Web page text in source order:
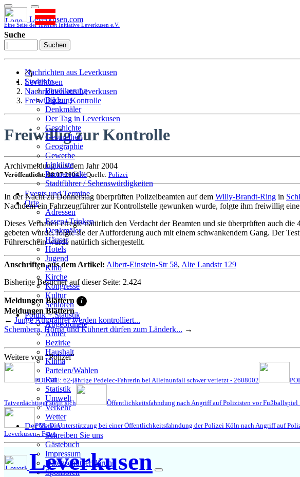
Leverkusen.com
Eine Seite der Internet Initiative Leverkusen e.V.
Suche
Suchen
Nachrichten aus Leverkusen
Stadtinfo
Bevölkerung
Bildung
Denkmäler
Der Tag in Leverkusen
Geschichte
Gesundheit
Geographie
Gewerbe
Linkliste
Partnerstädte
Stadtführer / Sehenswürdigkeiten
Stadtplan
Stadtteile
Sport
Who is who
Wohnen
Events und Termine
Orte
Adressen
Essen+Trinken
Denkmäler
Häuser
Hotels
Jugend
Kino
Kirche
Kongresse
Kultur
Senioren
Stadtführer
Straßen
Politik + Statistik
Abgeordnete
Ämter
Bezirke
Haushalt
Klima
Parteien/Wahlen
Rat
Statistik
Umwelt
Verkehr
Wetter
Der Verein
Schreiben Sie uns
Gästebuch
Impressum
Datenschutzerklärung
Sponsoren
Leverkusen
Nachrichten aus Leverkusen
Freiwillig zur Kontrolle
Freiwillig zur Kontrolle
Archivmeldung aus dem Jahr 2004
Veröffentlicht: 08.07.2004// Quelle: Polizei
In der Nacht zu Donnerstag überprüften Polizeibeamten auf dem Willy-Brandt-Ring in
Nachdem ein Fahrzeugführer zur Kontrollstelle gewunken wurde, folgte ihm freiwillig
Dieses Verhalten erregte natürlich den Verdacht der Beamten und sie überprüften auch
gebeten wurde, folgte sie der Aufforderung auch mit einem schwankendem Gang. Der
Führerschein wurde natürlich sichergestellt.
Anschriften aus dem Artikel: Albert-Einstein-Str 58, Alte Landstr 129
Bisherige Besucher auf dieser Seite: 2.424
Meldungen Blättern i
Meldungen Blättern
← Junge Autofahrer werden kontrolliert...
Schembera, Horna und Kühnert dürfen zum Länderk... →
Weitere von "Polizei"
POL-ME: 62-jährige Pedelec-Fahrerin bei Alleinunfall schwer verletzt - 2608002
Tatverdächtiger stellt sich Öffentlichkeitsfahndung nach Angriff auf Polizisten vor Fußballspiel
POL-D: Unterstützung bei einer Öffentlichkeitsfahndung der Polizei Köln nach Angriff auf
Leverkusen - Fotos
Leverkusen